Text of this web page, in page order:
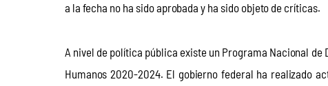
a la fecha no ha sido aprobada y ha sido objeto de críticas.
A nivel de política pública existe un Programa Nacional de
Humanos 2020-2024. El gobierno federal ha realizado